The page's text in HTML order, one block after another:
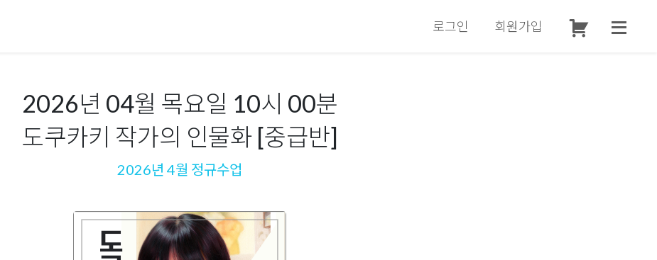
로그인 회원가입
2026년 04월 목요일 10시 00분
도쿠카키 작가의 인물화 [중급반]
2026년 4월 정규수업